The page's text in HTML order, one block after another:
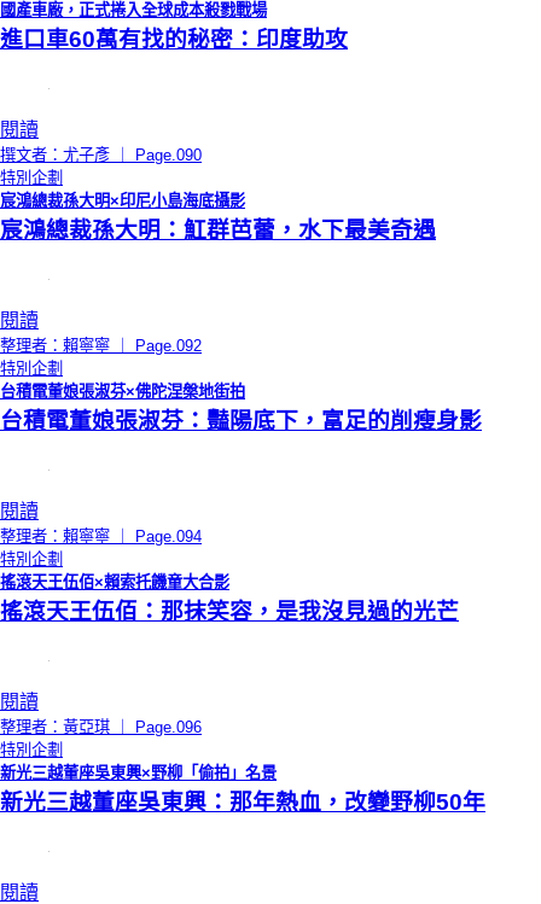
國產車廠，正式捲入全球成本殺戮戰場
進口車60萬有找的秘密：印度助攻
閱讀
撰文者：尤子彥 ｜ Page.090
特別企劃
宸鴻總裁孫大明×印尼小島海底攝影
宸鴻總裁孫大明：魟群芭蕾，水下最美奇遇
閱讀
整理者：賴寧寧 ｜ Page.092
特別企劃
台積電董娘張淑芬×佛陀涅槃地街拍
台積電董娘張淑芬：豔陽底下，富足的削瘦身影
閱讀
整理者：賴寧寧 ｜ Page.094
特別企劃
搖滾天王伍佰×賴索托饑童大合影
搖滾天王伍佰：那抹笑容，是我沒見過的光芒
閱讀
整理者：黃亞琪 ｜ Page.096
特別企劃
新光三越董座吳東興×野柳「偷拍」名景
新光三越董座吳東興：那年熱血，改變野柳50年
閱讀